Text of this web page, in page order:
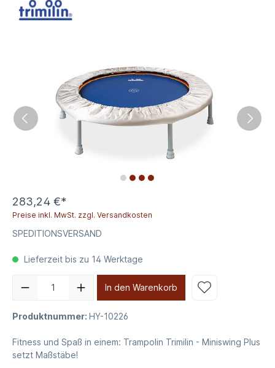
283,24 €*
Preise inkl. MwSt. zzgl. Versandkosten
SPEDITIONSVERSAND
Lieferzeit bis zu 14 Werktage
In den Warenkorb
Produktnummer: HY-10226
Fitness und Spaß in einem: Trampolin Trimilin - Miniswing Plus
setzt Maßstäbe!